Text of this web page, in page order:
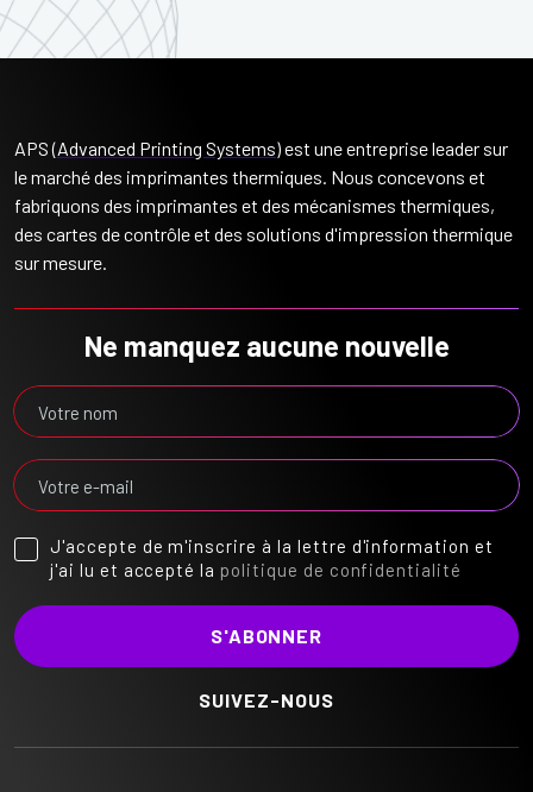
APS (Advanced Printing Systems) est une entreprise leader sur
le marché des imprimantes thermiques. Nous concevons et
fabriquons des imprimantes et des mécanismes thermiques,
des cartes de contrôle et des solutions d'impression thermique
sur mesure.
Ne manquez aucune nouvelle
J'accepte de m'inscrire à la lettre d'information et
j'ai lu et accepté la politique de confidentialité
SUIVEZ-NOUS